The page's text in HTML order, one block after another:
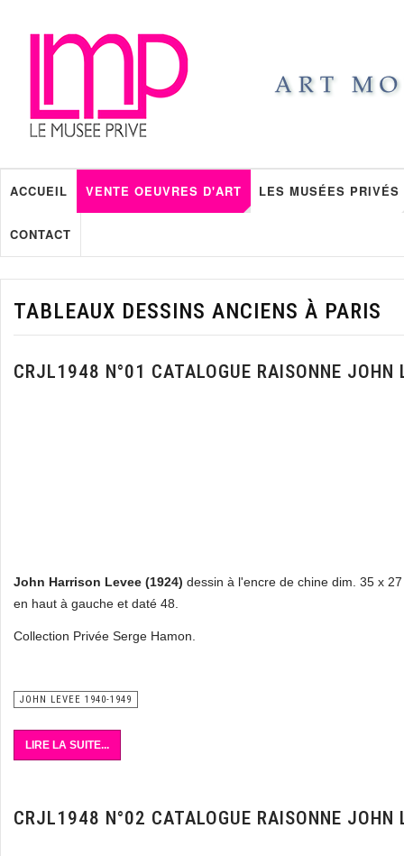
ACCUEIL VENTE OEUVRES D'ART LES MUSÉES PRIVÉS
CONTACT
TABLEAUX DESSINS ANCIENS À PARIS
CRJL1948 N°01 CATALOGUE RAISONNE JOHN
John Harrison Levee (1924) dessin à l'encre de chine dim. 35 x
en haut à gauche et daté 48.
Collection Privée Serge Hamon.
JOHN LEVEE 1940-1949
LIRE LA SUITE...
CRJL1948 N°02 CATALOGUE RAISONNE JOHN